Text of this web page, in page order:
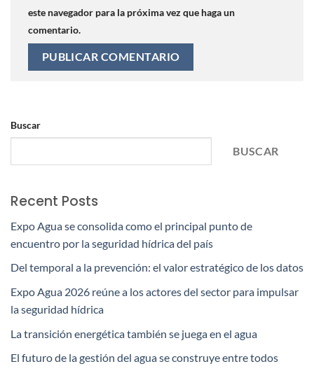
este navegador para la próxima vez que haga un
comentario.
Buscar
BUSCAR
Recent Posts
Expo Agua se consolida como el principal punto de
encuentro por la seguridad hídrica del país
Del temporal a la prevención: el valor estratégico de los datos
Expo Agua 2026 reúne a los actores del sector para impulsar
la seguridad hídrica
La transición energética también se juega en el agua
El futuro de la gestión del agua se construye entre todos